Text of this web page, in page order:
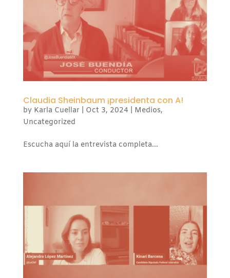
Claudia Sheinbaum ¡presidenta con A!
by Karla Cuellar Oct 3, 2024| Medios,
Uncategorized
Escucha aquí la entrevista completa...